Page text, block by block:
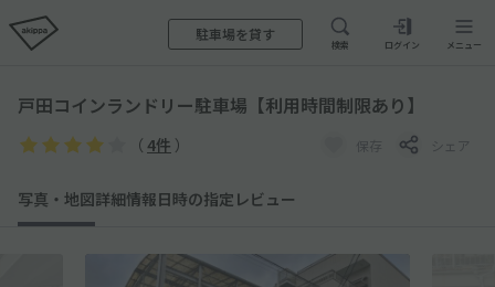
駐車場を貸す
検索 ログイン メニュー
戸田コインランドリー駐車場【利用時間制限あり】
（ 4件 ） 保存 シェア
写真・地図詳細情報日時の指定 レビュー